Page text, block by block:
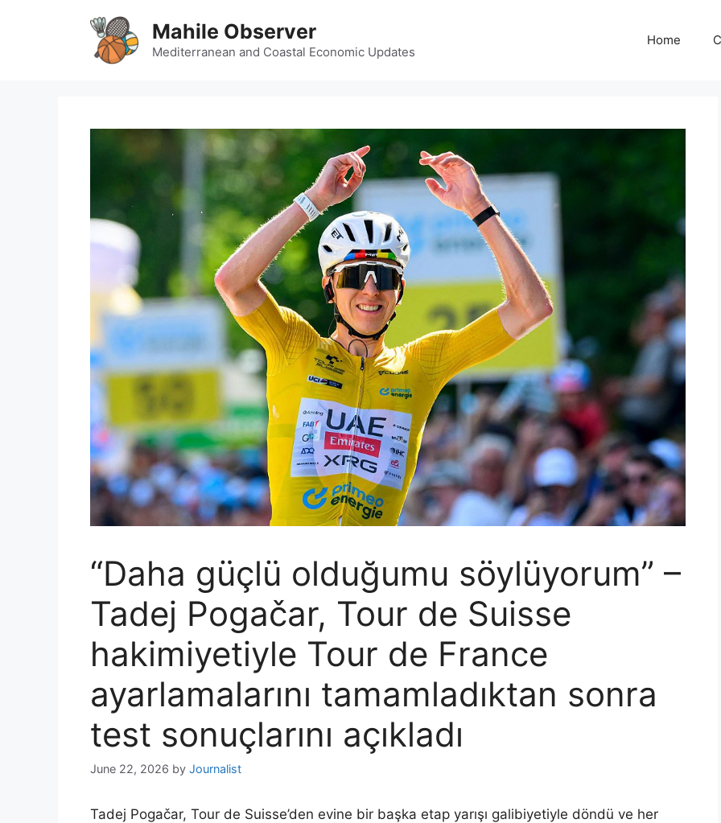
Mahile Observer
Mediterranean and Coastal Economic Updates
Home
“Daha güçlü olduğumu söylüyorum” –
Tadej Pogačar, Tour de Suisse
hakimiyetiyle Tour de France
ayarlamalarını tamamladıktan sonra
test sonuçlarını açıkladı
June 22, 2026 by Journalist
Tadej Pogačar, Tour de Suisse’den evine bir başka etap yarışı galibiyetiyle döndü ve her